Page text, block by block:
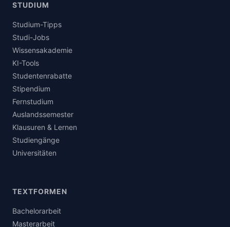
STUDIUM
Studium-Tipps
Studi-Jobs
Wissensakademie
KI-Tools
Studentenrabatte
Stipendium
Fernstudium
Auslandssemester
Klausuren & Lernen
Studiengänge
Universitäten
TEXTFORMEN
Bachelorarbeit
Masterarbeit